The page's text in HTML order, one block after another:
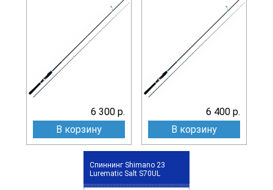
6 300 р.
В корзину
6 400 р.
В корзину
Спиннинг Shimano 23
Lurematic Salt S70UL